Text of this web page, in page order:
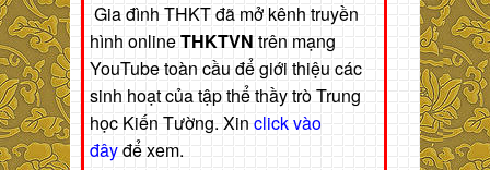
Gia đình THKT đã mở kênh truyền
hình onlineTHKTVN trên mạng
YouTube toàn cầu để giới thiệu các
sinh hoạt của tập thể thầy trò Trung
học Kiến Tường. Xin click vào
đâyđể xem.